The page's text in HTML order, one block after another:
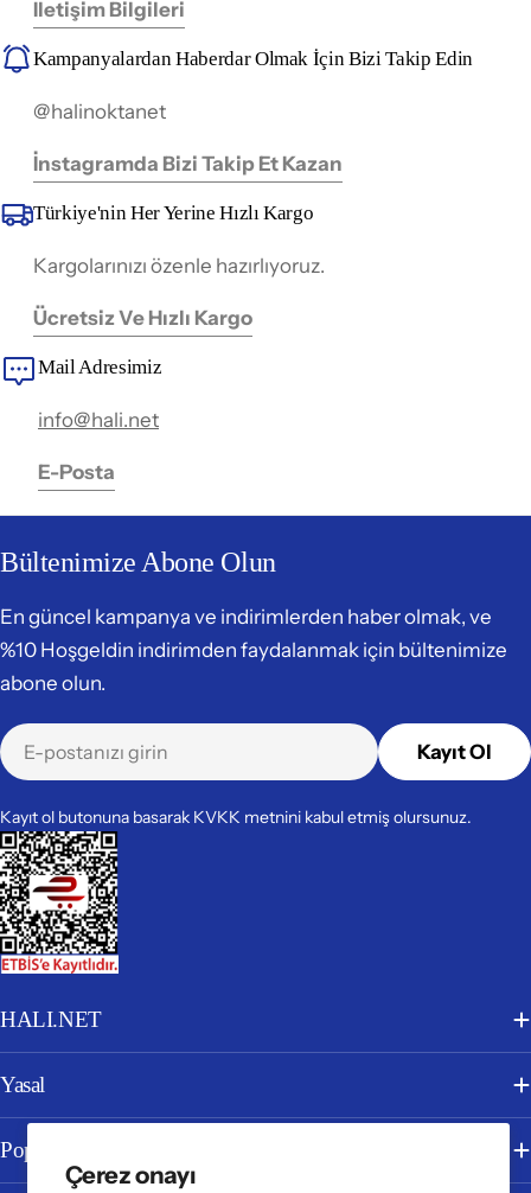
Çerez onayı
Iletişim Bilgileri
Kampanyalardan Haberdar Olmak İçin Bizi Takip Edin
@halinoktanet
İnstagramda Bizi Takip Et Kazan
Türkiye'nin Her Yerine Hızlı Kargo
Kargolarınızı özenle hazırlıyoruz.
Ücretsiz Ve Hızlı Kargo
Mail Adresimiz
info@hali.net
E-Posta
Bültenimize Abone Olun
En güncel kampanya ve indirimlerden haber olmak, ve
%10 Hoşgeldin indirimden faydalanmak için bültenimize
abone olun.
E-
posta
Kayıt Ol
Kayıt ol butonuna basarak KVKK metnini kabul etmiş olursunuz.
HALI.NET
Yasal
Popüler Kategoriler